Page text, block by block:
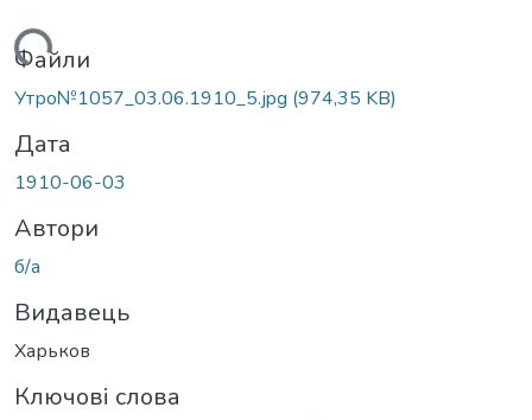
Файли
Утро№1057_03.06.1910_5.jpg (974,35 KB)
Дата
1910-06-03
Автори
б/а
Видавець
Харьков
Ключові слова